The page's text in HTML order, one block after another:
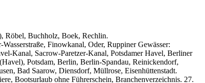
Röbel, Buchholz, Boek, Rechlin.
Finowkanal, Oder, Ruppiner Gewässer:
Kanal, Sacrow-Paretzer-Kanal, Potsdamer Havel, Berliner
Potsdam, Berlin, Berlin-Spandau, Reinickendorf,
Bad Saarow, Diensdorf, Müllrose, Eisenhüttenstadt.
Bootsurlaub ohne Führerschein, Branchenverzeichnis. 27.